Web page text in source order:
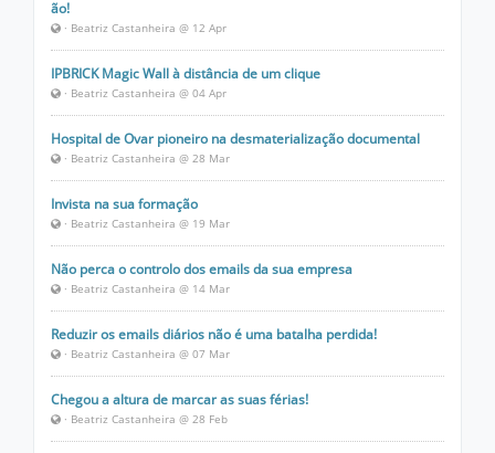
ão!
· Beatriz Castanheira @ 12 Apr
IPBRICK Magic Wall à distância de um clique
· Beatriz Castanheira @ 04 Apr
Hospital de Ovar pioneiro na desmaterialização documental
· Beatriz Castanheira @ 28 Mar
Invista na sua formação
· Beatriz Castanheira @ 19 Mar
Não perca o controlo dos emails da sua empresa
· Beatriz Castanheira @ 14 Mar
Reduzir os emails diários não é uma batalha perdida!
· Beatriz Castanheira @ 07 Mar
Chegou a altura de marcar as suas férias!
· Beatriz Castanheira @ 28 Feb